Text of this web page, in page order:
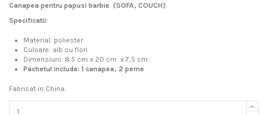
Canapea pentru papusi barbie (SOFA, COUCH)
Specificatii:
Material: poliester
Culoare: alb cu flori
Dimensiuni: 8,5 cm x 20 cm x 7,5 cm
Pachetul include: 1 canapea, 2 perne
Fabricat in China.